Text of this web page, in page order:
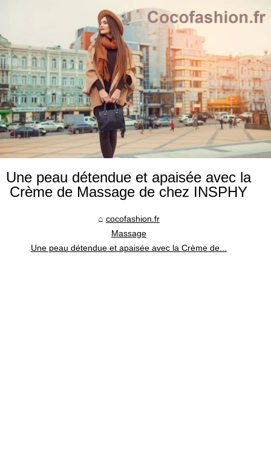
Une peau détendue et apaisée avec la
Crème de Massage de chez INSPHY
cocofashion.fr
Massage
Une peau détendue et apaisée avec la Crème de...